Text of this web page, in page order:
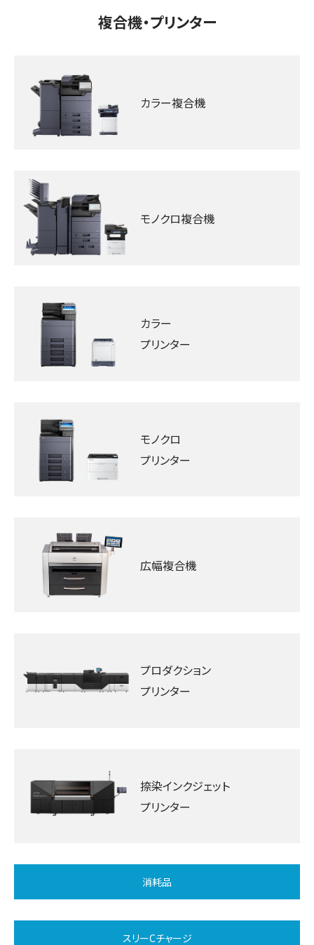
複合機‧プリンター
カラー複合機
モノクロ複合機
カラー
プリンター
モノクロ
プリンター
広幅複合機
プロダクション
プリンター
捺染インクジェット
プリンター
消耗品
スリーCチャージ